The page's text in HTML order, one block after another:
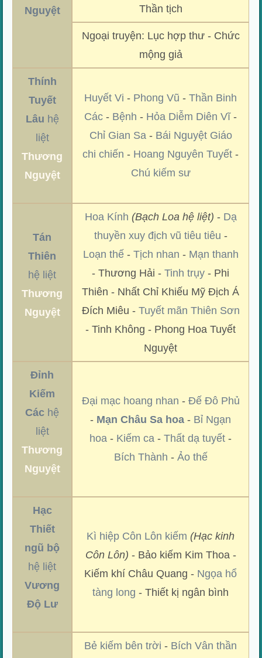
Nguyệt
Thần tịch
Ngoại truyện: Lục hợp thư - Chức
mộng giả
Thính
Tuyết
Lâu hệ
liệt
Thương
Nguyệt
Huyết Vi - Phong Vũ -Thần Binh
Các - Bệnh - Hỏa Diễm Diên Vĩ-
Chỉ Gian Sa- Bái Nguyệt Giáo
chi chiến - Hoang Nguyên Tuyết -
Chú kiếm sư
Tán
Thiên
hệ liệt
Thương
Nguyệt
Hoa Kính (Bạch Loa hệ liệt) - Dạ
thuyền xuy địch vũ tiêu tiêu -
Loạn thế- Tịch nhan - Mạn thanh
- Thương Hải -Tinh trụy - Phi
Thiên - Nhất Chỉ Khiếu Mỹ Địch Á
Đích Miêu - Tuyết mãn Thiên Sơn
- Tinh Không - Phong Hoa Tuyết
Nguyệt
Đỉnh
Kiếm
Các hệ
liệt
Thương
Nguyệt
Đại mạc hoang nhan - Đế Đô Phủ
- Mạn Châu Sa hoa - Bỉ Ngạn
hoa - Kiếm ca -Thất dạ tuyết -
Bích Thành - Ảo thế
Hạc
Thiết
ngũ bộ
hệ liệt
Vương
Độ Lư
Kì hiệp Côn Lôn kiếm (Hạc kinh
Côn Lôn) - Bảo kiếm Kim Thoa -
Kiếm khí Châu Quang - Ngọa hổ
tàng long - Thiết kị ngân bình
Bẻ kiếm bên trời - Bích Vân thần